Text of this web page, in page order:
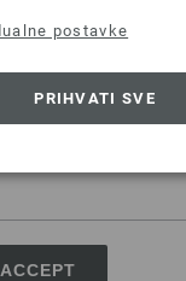
States of America
ACCEPT
postavke
PRIHVATI SVE
5 igala
bez PDV-